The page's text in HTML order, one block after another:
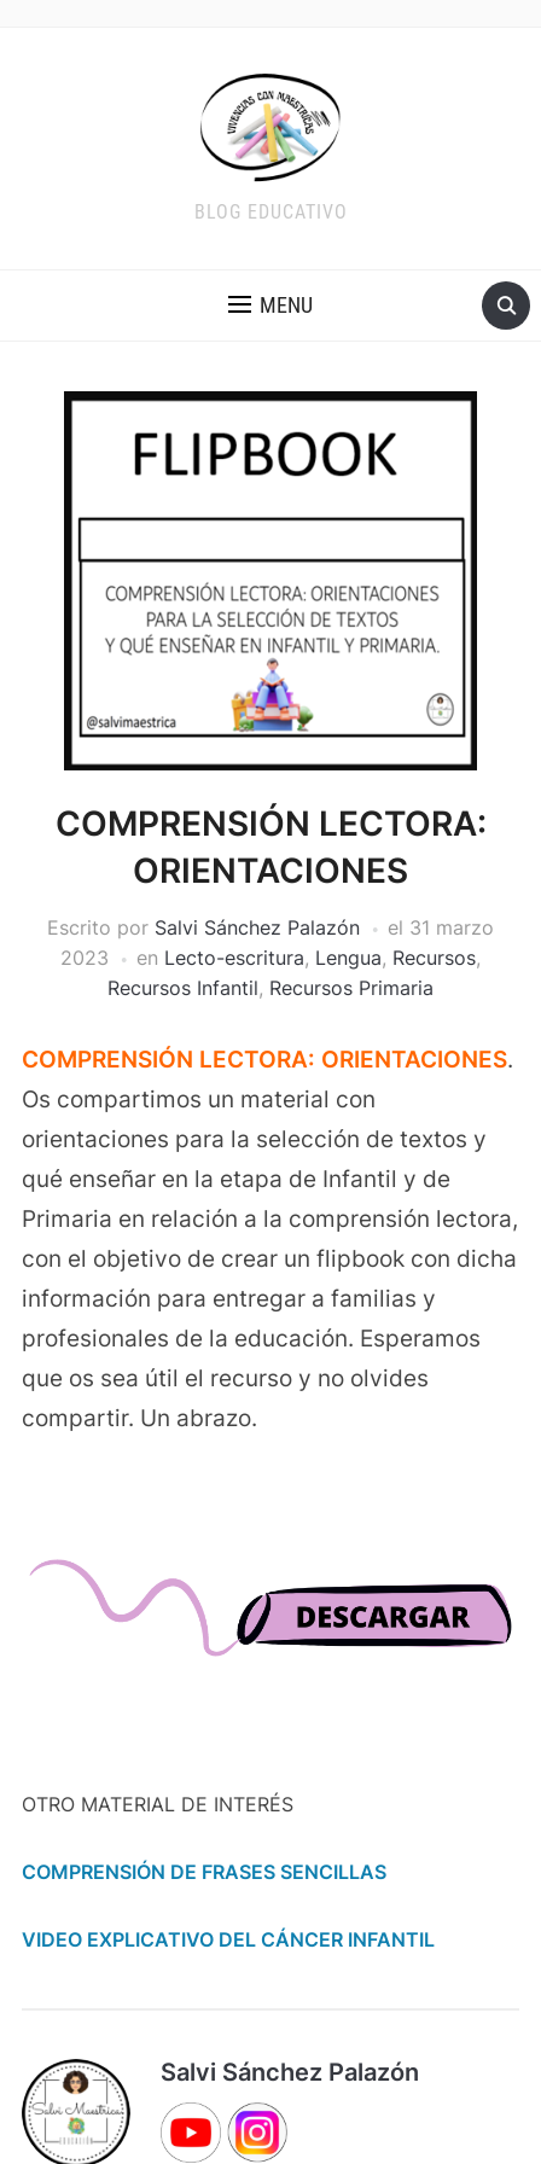
BLOG EDUCATIVO
MENU
COMPRENSIÓN LECTORA:
ORIENTACIONES
Escrito por Salvi Sánchez Palazón el 31 marzo
2023
en Lecto-escritura, Lengua, Recursos,
Recursos Infantil, Recursos Primaria
COMPRENSIÓN LECTORA: ORIENTACIONES.
Os compartimos un material con
orientaciones para la selección de textos y
qué enseñar en la etapa de Infantil y de
Primaria en relación a la comprensión lectora,
con el objetivo de crear un flipbook con dicha
información para entregar a familias y
profesionales de la educación. Esperamos
que os sea útil el recurso y no olvides
compartir. Un abrazo.
OTRO MATERIAL DE INTERÉS
COMPRENSIÓN DE FRASES SENCILLAS
VIDEO EXPLICATIVO DEL CÁNCER INFANTIL
Salvi Sánchez Palazón